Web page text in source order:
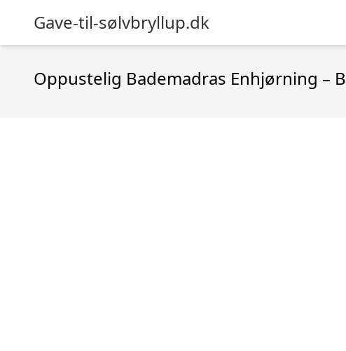
Gave-til-sølvbryllup.dk
Oppustelig Bademadras Enhjørning –